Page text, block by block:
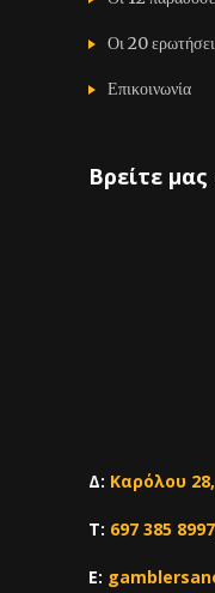
Οι 20
Επικοινωνία
Βρείτε
Δ: Καρόλου
Τ: 697 385 8997
E: